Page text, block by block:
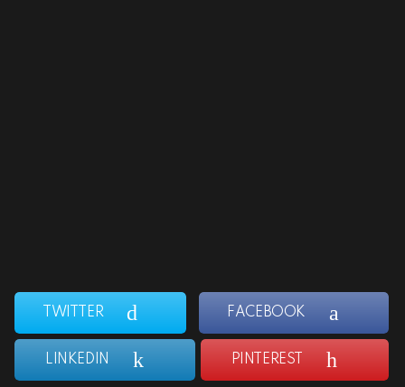
FACEBOOK
TWITTER
PINTEREST
LINKEDIN